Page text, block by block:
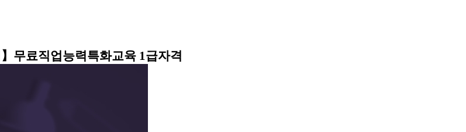
】 무료직업능력특화교육 1급자격